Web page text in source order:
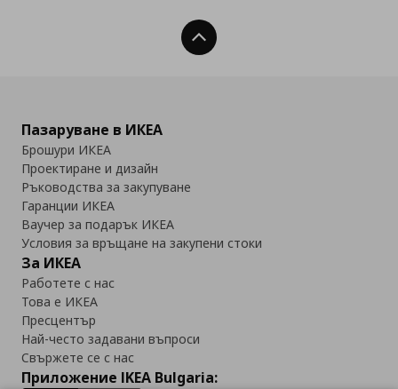
Нагоре
Пазаруване в ИКЕА
Брошури ИКЕА
Проектиране и дизайн
Ръководства за закупуване
Гаранции ИКЕА
Ваучер за подарък ИКЕА
Условия за връщане на закупени стоки
За ИКЕА
Работете с нас
Това е ИКЕА
Пресцентър
Най-често задавани въпроси
Свържете се с нас
Приложение IKEA Bulgaria: